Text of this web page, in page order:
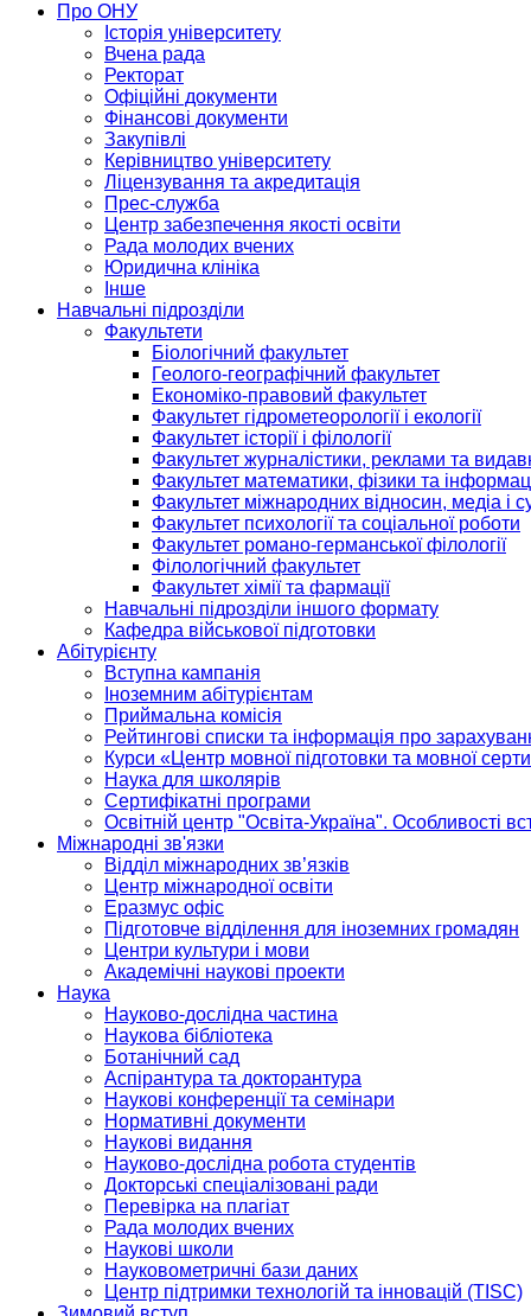
Про ОНУ
Історія університету
Вчена рада
Ректорат
Офіційні документи
Фінансові документи
Закупівлі
Керівництво університету
Ліцензування та акредитація
Прес-служба
Центр забезпечення якості освіти
Рада молодих вчених
Юридична клініка
Інше
Навчальні підрозділи
Факультети
Біологічний факультет
Геолого-географічний факультет
Економіко-правовий факультет
Факультет гідрометеорології і екології
Факультет історії і філології
Факультет журналістики, реклами та
Факультет математики, фізики та
Факультет міжнародних відносин, медіа і
Факультет психології та соціальної роботи
Факультет романо-германської філології
Філологічний факультет
Факультет хімії та фармації
Навчальні підрозділи іншого формату
Кафедра військової підготовки
Абітурієнту
Вступна кампанія
Іноземним абітурієнтам
Приймальна комісія
Рейтингові списки та інформація про
Курси «Центр мовної підготовки та мовної
Наука для школярів
Сертифікатні програми
Освітній центр "Освіта-Україна". Особливості
Міжнародні зв'язки
Відділ міжнародних зв’язків
Центр міжнародної освіти
Еразмус офіс
Підготовче відділення для іноземних громадян
Центри культури і мови
Академічні наукові проекти
Наука
Науково-дослідна частина
Наукова бібліотека
Ботанічний сад
Аспірантура та докторантура
Наукові конференції та семінари
Нормативні документи
Наукові видання
Науково-дослідна робота студентів
Докторські спеціалізовані ради
Перевірка на плагіат
Рада молодих вчених
Наукові школи
Науковометричні бази даних
Центр підтримки технологій та інновацій (TISC)